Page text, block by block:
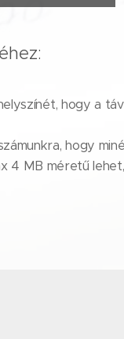
hogy a
hogy
MB méretű